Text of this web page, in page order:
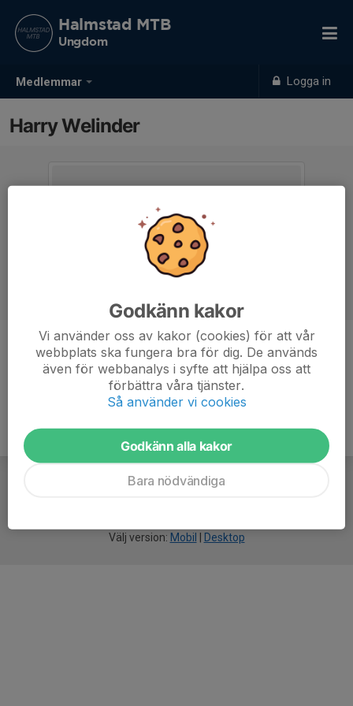
Medlemmar Logga in
Halmstad MTB
Ungdom
Harry Welinder
Ålder 13 år
Välj version: Mobil Desktop
Godkänn kakor
Vi använder oss av kakor (cookies) för att vår
webbplats ska fungera bra för dig. De används
även för webbanalys i syfte att hjälpa oss att
förbättra våra tjänster.
Så använder vi cookies
Godkänn alla kakor
Bara nödvändiga